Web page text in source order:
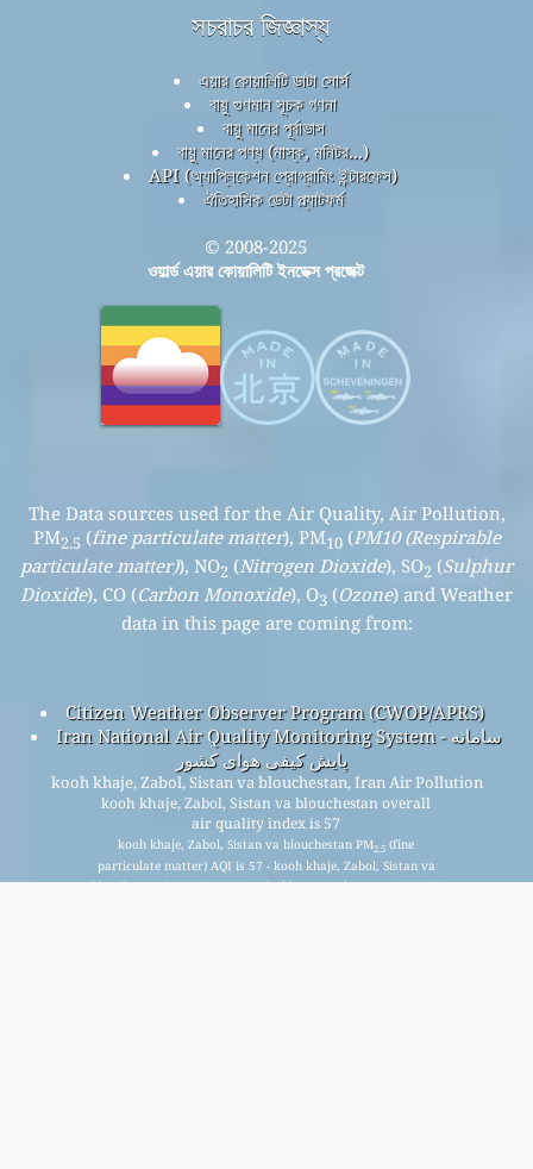
সচরাচর জিজ্ঞাস্য
এয়ার কোয়ালিটি ডাটা সোর্স
বায়ু গুণমান সূচক গণনা
বায়ু মানের পূর্বাভাস
বায়ু মানের পণ্য (মাস্ক, মনিটর...)
API (অ্যাপ্লিকেশন প্রোগ্রামিং ইন্টারফেস)
ঐতিহাসিক ডেটা প্ল্যাটফর্ম
© 2008-2025
ওয়ার্ল্ড এয়ার কোয়ালিটি ইনডেক্স প্রজেক্ট
The Data sources used for the Air Quality, Air Pollution,
PM2.5 (fine particulate matter), PM10(PM10 (Respirable
particulate matter)), NO2 (Nitrogen Dioxide), SO2 (Sulphur
Dioxide), CO (Carbon Monoxide), O3 (Ozone) and Weather
data in this page are coming from:
Citizen Weather Observer Program (CWOP/APRS)
Iran National Air Quality Monitoring System - سامانه
پایش کیفی هوای کشور
kooh khaje, Zabol, Sistan va blouchestan, Iran Air Pollution
kooh khaje, Zabol, Sistan va blouchestan overall
air quality index is 57
kooh khaje, Zabol, Sistan va blouchestan PM2.5 (fine
particulate matter) AQI is 57 - kooh khaje, Zabol, Sistan va
blouchestan PM (PM10 (Respirable particulate matter)) AQI